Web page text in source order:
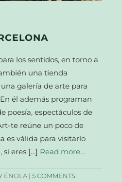
los sentidos, en torno a
una tienda
galería de arte para
él además programan
poesía, espectáculos de
te reúne un poco de
es válida para visitarlo
si eres […] Read more…
ÉNOLA |5 COMMENTS